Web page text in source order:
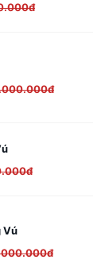
Vú